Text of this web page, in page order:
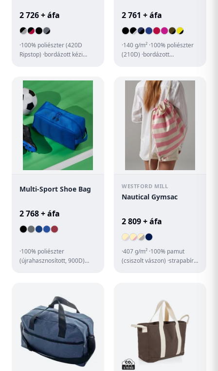
2 726 + áfa
·100% poliészter (420D
Ripstop) ·bordázott kézi
2 761 + áfa
·140 g/m² ·100% poliészter
(210D) ·bordázott
hozzáférhető...
Multi-Sport Shoe Bag
2 768 + áfa
·100% poliészter
(újrahasznosított, 900D)
WESTFORD MILL
Nautical Gymsac
2 809 + áfa
·407 g/m² ·100% pamut
(csiszolt vászon) ·strapabíró